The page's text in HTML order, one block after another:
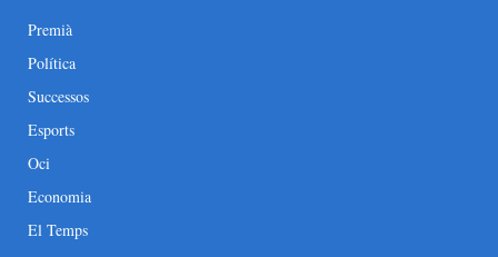
Premià
Política
Successos
Esports
Oci
Economia
El Temps